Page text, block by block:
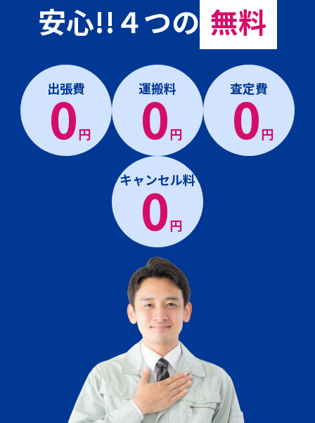
安心!!４つの 無料
出張費
0円
運搬料
0円
査定費
0円
キャンセル料
0円